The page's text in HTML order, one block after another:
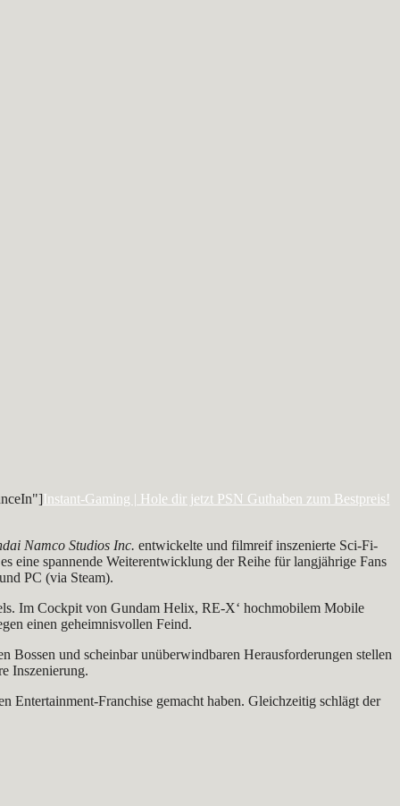
Instant-Gaming | Hole dir jetzt PSN Guthaben zum Bestpreis!
Namco Studios Inc. entwickelte und filmreif inszenierte Sci-Fi-
spannende Weiterentwicklung der Reihe für langjährige Fans
PC (via Steam).
Im Cockpit von Gundam Helix, RE-X‘ hochmobilem Mobile
einen geheimnisvollen Feind.
und scheinbar unüberwindbaren Herausforderungen stellen
Inszenierung.
Franchise gemacht haben. Gleichzeitig schlägt der